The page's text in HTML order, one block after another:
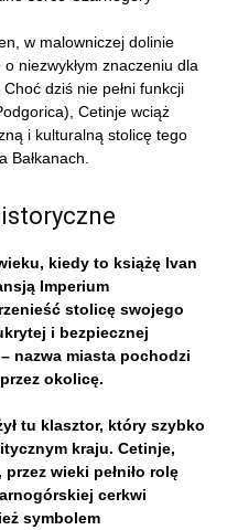
w malowniczej dolinie
niezwykłym znaczeniu dla
dziś nie pełni funkcji
Cetinje wciąż
i kulturalną stolicę tego
kiedy to książę Ivan
Imperium
stolicę swojego
i bezpiecznej
nazwa miasta pochodzi
okolicę.
tu klasztor, który szybko
kraju. Cetinje,
wieki pełniło rolę
cerkwi
symbolem